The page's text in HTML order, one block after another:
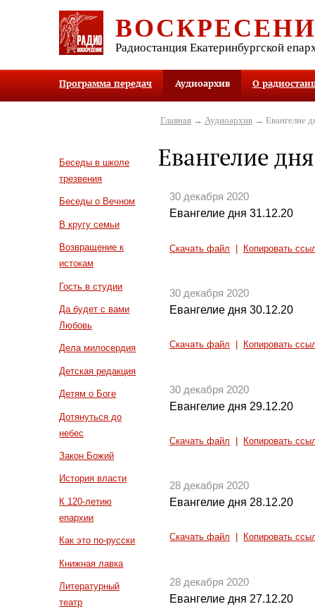
Радиостанция Екатеринбургской
Программа передач Аудиоархив О
Беседы в школе
трезвения
Беседы о Вечном
В кругу семьи
Возвращение к
истокам
Гость в студии
Да будет с вами
Любовь
Дела милосердия
Детская редакция
Детям о Боге
Дотянуться до
небес
Закон Божий
История власти
К 120-летию
епархии
Как это по-русски
Книжная лавка
Литературный
театр
Главная→ Аудиоархив→ Евангелие
Евангелие дня
30 декабря 2020
Евангелие дня 31.12.20
Скачать файл Копировать
30 декабря 2020
Евангелие дня 30.12.20
Скачать файл Копировать
30 декабря 2020
Евангелие дня 29.12.20
Скачать файл Копировать
28 декабря 2020
Евангелие дня 28.12.20
Скачать файл Копировать
28 декабря 2020
Евангелие дня 27.12.20